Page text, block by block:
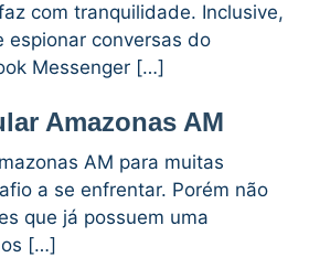
com tranquilidade. Inclusive,
espionar conversas do
Messenger […]
Amazonas AM
AM para muitas
a se enfrentar. Porém não
que já possuem uma
[…]